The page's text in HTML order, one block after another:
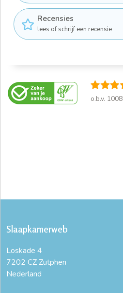
Recensies
lees of schrijf een recensie
o.b.v. 1008
Slaapkamerweb
Loskade 4
7202 CZ Zutphen
Nederland